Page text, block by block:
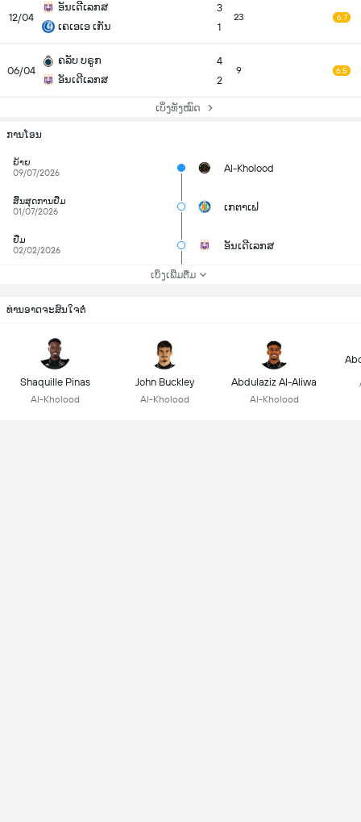
12/04
ອັນເດີເລກສ
ເຄເອເອ ເກັນ
3
1
23 6.7
06/04
ຄລັບ ບຣູກ
ອັນເດີເລກສ
4
2
9 6.5
ເບິ່ງທັງໝົດ
ການໂອນ
ຍ້າຍ
09/07/2026
Al-Kholood
ສິ້ນສຸດການຢືມ
01/07/2026
ເກຕາເຟ
ຢືມ
02/02/2026
ອັນເດີເລກສ
ເບິ່ງເພີ່ມຕື່ມ
ທ່ານອາດຈະສົນໃຈຕໍ່
Shaquille Pinas
Al-Kholood
John Buckley
Al-Kholood
Abdulaziz Al-Aliwa
Al-Kholood